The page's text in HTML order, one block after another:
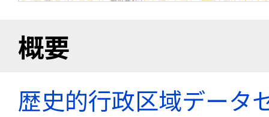
概要
歴史的行政区域データ